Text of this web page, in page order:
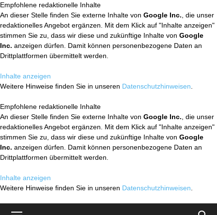
Empfohlene redaktionelle Inhalte
An dieser Stelle finden Sie externe Inhalte von Google Inc. , die unser
redaktionelles Angebot ergänzen. Mit dem Klick auf "Inhalte anzeigen"
stimmen Sie zu, dass wir diese und zukünftige Inhalte von Google
Inc. anzeigen dürfen. Damit können personenbezogene Daten an
Drittplattformen übermittelt werden.
Inhalte anzeigen
Weitere Hinweise finden Sie in unseren Datenschutzhinweisen
Empfohlene redaktionelle Inhalte
An dieser Stelle finden Sie externe Inhalte von Google Inc. , die unser
redaktionelles Angebot ergänzen. Mit dem Klick auf "Inhalte anzeigen"
stimmen Sie zu, dass wir diese und zukünftige Inhalte von Google
Inc. anzeigen dürfen. Damit können personenbezogene Daten an
Drittplattformen übermittelt werden.
Inhalte anzeigen
Weitere Hinweise finden Sie in unseren Datenschutzhinweisen